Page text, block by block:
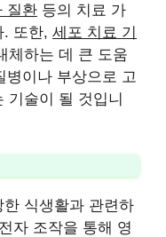
질환 등의 치료 가
. 또한, 세포 치료 기
체하는 데 큰 도움
병이나 부상으로 고
기술이 될 것입니
식생활과 관련하
자 조작을 통해 영